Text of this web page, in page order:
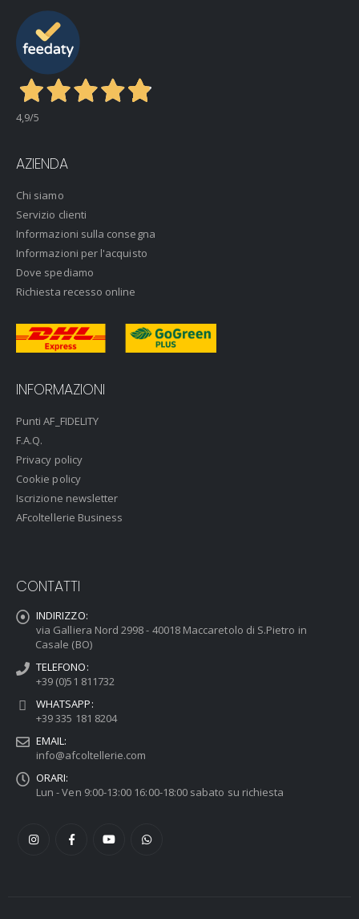
4,9/5
AZIENDA
Chi siamo
Servizio clienti
Informazioni sulla consegna
Informazioni per l'acquisto
Dove spediamo
Richiesta recesso online
INFORMAZIONI
Punti AF_FIDELITY
F.A.Q.
Privacy policy
Cookie policy
Iscrizione newsletter
AFcoltellerie Business
CONTATTI
INDIRIZZO:
via Galliera Nord 2998 - 40018 Maccaretolo di S.Pietro in
Casale (BO)
TELEFONO:
+39 (0)51 811732
WHATSAPP:
+39 335 181 8204
EMAIL:
info@afcoltellerie.com
ORARI:
Lun - Ven 9:00-13:00 16:00-18:00 sabato su richiesta